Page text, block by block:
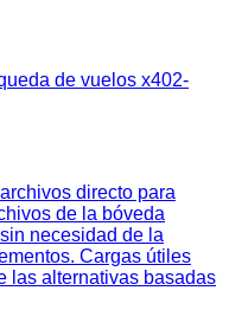
de vuelos x402-
directo para
de la bóveda
necesidad de la
Cargas útiles
las alternativas basadas